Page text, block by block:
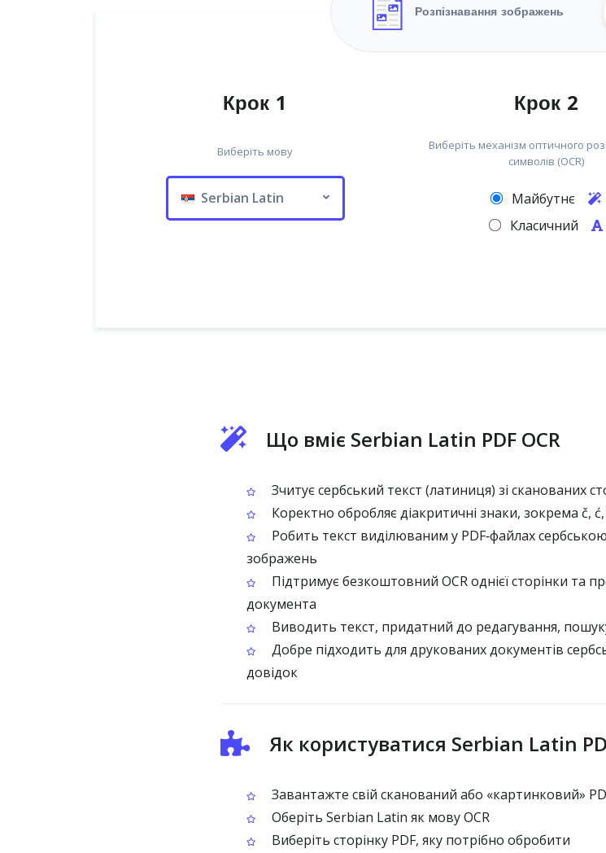
Розпізнавання зображень
Крок 1
Виберіть мову
Serbian Latin
Крок 2
Виберіть механізм оптичного
символів (OCR)
Майбутнє
Класичний
Що вміє Serbian Latin PDF OCR
Зчитує сербський текст (латиниця) зі сканованих
Коректно обробляє діакритичні знаки, зокрема č,
Робить текст виділюваним у PDF‑файлах
зображень
Підтримує безкоштовний OCR однієї сторінки та
документа
Виводить текст, придатний до редагування,
Добре підходить для друкованих документів
довідок
Як користуватися Serbian Latin
Завантажте свій сканований або «картинковий»
Оберіть Serbian Latin як мову OCR
Виберіть сторінку PDF, яку потрібно обробити